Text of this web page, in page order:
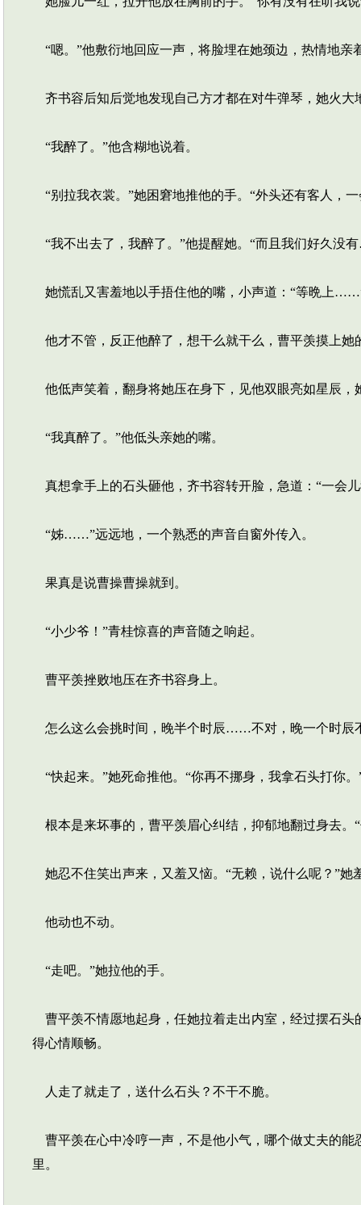
“嗯。”他敷衍地回应一声，将脸埋在她颈边，热情地亲
齐书容后知后觉地发现自己方才都在对牛弹琴，她火大
“我醉了。”他含糊地说着。
“别拉我衣裳。”她困窘地推他的手。“外头还有客人，
“我不出去了，我醉了。”他提醒她。“而且我们好久没
她慌乱又害羞地以手捂住他的嘴，小声道：“等晩上
他才不管，反正他醉了，想干么就干么，曹平羡摸上她
他低声笑着，翻身将她压在身下，见他双眼亮如星辰
“我真醉了。”他低头亲她的嘴。
真想拿手上的石头砸他，齐书容转开脸，急道：“一会
“姊……”远远地，一个熟悉的声音自窗外传入。
果真是说曹操曹操就到。
“小少爷！”青桂惊喜的声音随之响起。
曹平羡挫败地压在齐书容身上。
怎么这么会挑时间，晚半个时辰……不对，晚一个时辰
“快起来。”她死命推他。“你再不挪身，我拿石头打你。
根本是来坏事的，曹平羡眉心纠结，抑郁地翻过身去。
她忍不住笑出声来，又羞又恼。“无赖，说什么呢？”她
他动也不动。
“走吧。”她拉他的手。
曹平羡不情愿地起身，任她拉着走出内室，经过摆石头
得心情顺畅。
人走了就走了，送什么石头？不干不脆。
曹平羡在心中冷哼一声，不是他小气，哪个做丈夫的能
里。